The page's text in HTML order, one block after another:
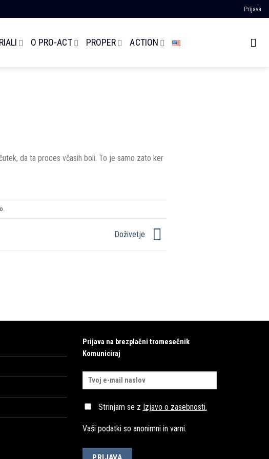
Prijava
O PRO-ACT PROPER ACTION
da ta proces včasih boli. To je samo zato ker
Doživetje
Prijava na brezplačni tromesečnik
Komuniciraj
Strinjam se z Izjavo o zasebnosti.
Vaši podatki so anonimni in varni.